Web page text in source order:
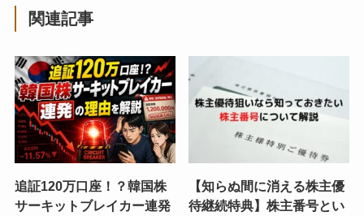
関連記事
追証120万口座！？韓国株
サーキットブレイカー連発
【知らぬ間に消える株主優
待継続特典】株主番号とい